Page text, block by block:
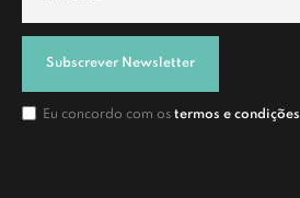
Subscrever Newsletter
Eu concordo com os termos e condições